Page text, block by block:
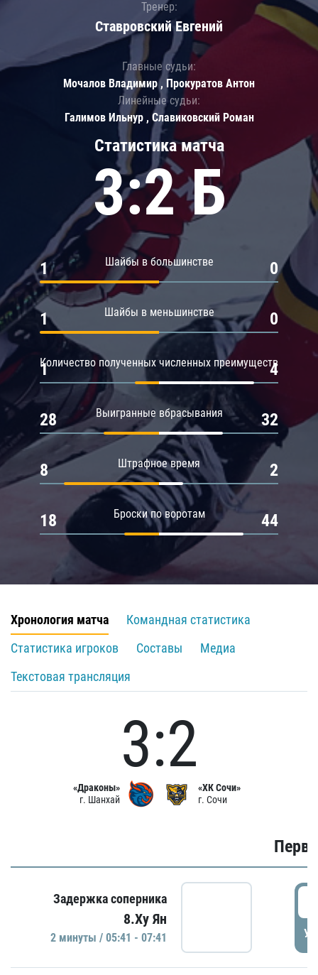
Статистика матча
3:2 Б
Шайбы в большинстве
1 0
Шайбы в меньшинстве
1 0
Количество полученных численных преимуществ
1 4
Выигранные вбрасывания
28 32
Штрафное время
8 2
Броски по воротам
18 44
Тренер:
Ставровский Евгений
Главные судьи:
Мочалов Владимир , Прокуратов Антон
Линейные судьи:
Галимов Ильнур , Славиковский Роман
Хронология матча
Командная статистика
Статистика игроков
Составы
Медиа
Текстовая трансляция
«Драконы»
г. Шанхай
3:2
«ХК Сочи»
г. Сочи
Задержка соперника
8.Ху Ян
2 минуты / 05:41 - 07:41